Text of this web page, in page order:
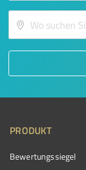
PRODUKT
Bewertungssiegel